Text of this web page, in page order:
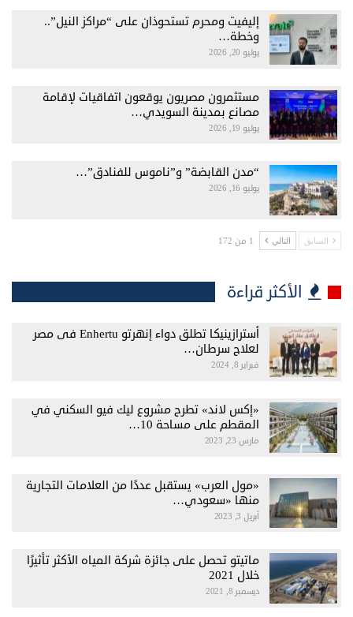
إليفيت ومحرم تستحوذان على “مراكز النيل”..
وخطة…
يوليو 20, 2026
مستثمرون مصريون يوقعون اتفاقيات لإقامة
مصانع بمدينة السويدي…
يوليو 19, 2026
“مدن القابضة” و”ناموس للفنادق”…
يوليو 16, 2026
السابق التالي 1 من 172
الأكثر قراءة
أسترازينيكا تطلق دواء إنهرتو Enhertu فى مصر
لعلاج سرطان…
فبراير 8, 2024
«إكس لاند» تطرح مشروع ليك فيو السكني في
المقطم على مساحة 10…
مارس 23, 2023
«مول العرب» يستقبل عددًا من العلامات التجارية
منها «سعودي…
أبريل 3, 2023
ماتيتو تحصل على جائزة شركة المياه الأكثر تأثيرًا
خلال 2021
ديسمبر 8, 2021